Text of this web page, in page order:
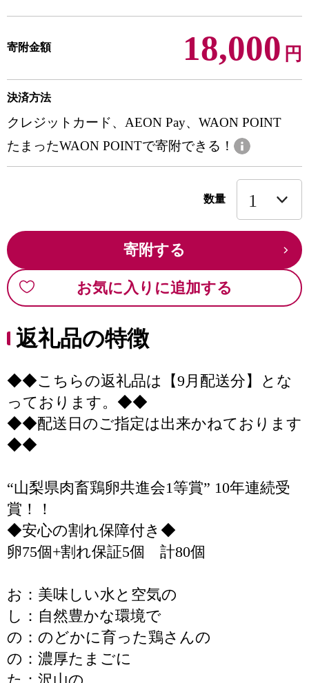
寄附金額 18,000 円
決済方法
クレジットカード、AEON Pay、WAON POINT
たまったWAON POINTで寄附できる！
数量
寄附する
お気に入りに追加する
返礼品の特徴
◆◆こちらの返礼品は【9月配送分】とな
っております。◆◆
◆◆配送日のご指定は出来かねております
◆◆
“山梨県肉畜鶏卵共進会1等賞” 10年連続受
賞！！
◆安心の割れ保障付き◆
卵75個+割れ保証5個 計80個
お：美味しい水と空気の
し：自然豊かな環境で
の：のどかに育った鶏さんの
の：濃厚たまごに